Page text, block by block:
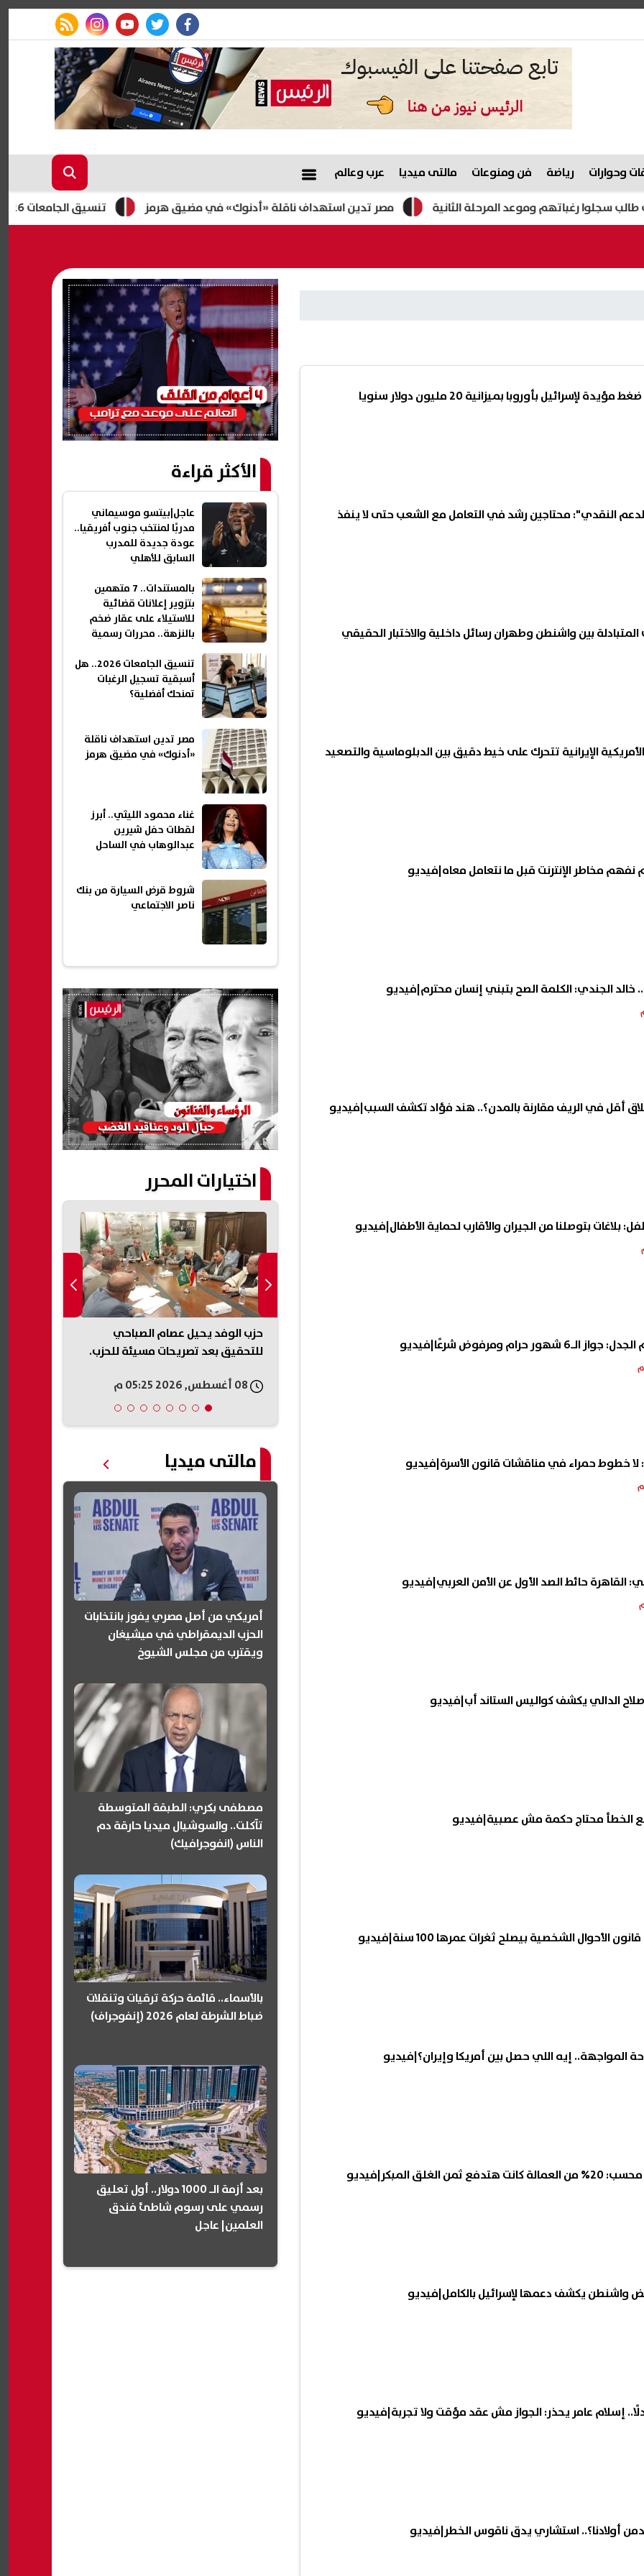
facebook
twitter
youtube
instagram
rss feed
وحوارات رياضة فن ومنوعات مالتى ميديا عرب وعالم
تنسيق الجامعات 2026.. هل أسبقية تسجيل الرغبات تمنحك أفضلية؟ مصر تدين استهداف ناقلة «أدنوك» في مضيق هرمز
بأوروبا بميزانية 20 مليون دولار سنويا
النقدي": محتاجين رشد في التعامل مع الشعب حتى لا ينفذ
المتبادلة بين واشنطن وطهران رسائل داخلية والاختبار الحقيقي
الإيرانية تتحرك على خيط دقيق بين الدبلوماسية والتصعيد
نفهم مخاطر الإنترنت قبل ما نتعامل معاه|فيديو
الجندي: الكلمة الصح بتبني إنسان محترم|فيديو
أقل في الريف مقارنة بالمدن؟.. هند فؤاد تكشف السبب|فيديو
بلاغات بتوصلنا من الجيران والأقارب لحماية الأطفال|فيديو
حرام ومرفوض شرعًا|فيديو
خطوط حمراء في مناقشات قانون الأسرة|فيديو
القاهرة حائط الصد الأول عن الأمن العربي|فيديو
الدالي يكشف كواليس الستاند أب|فيديو
مع الخطأ محتاج حكمة مش عصبية|فيديو
الأحوال الشخصية بيصلح ثغرات عمرها 100 سنة|فيديو
المواجهة.. إيه اللي حصل بين أمريكا وإيران؟|فيديو
المبكر|فيديو
واشنطن يكشف دعمها لإسرائيل بالكامل|فيديو
أولادنا؟.. استشاري يدق ناقوس الخطر|فيديو
الأكثر قراءة
عاجل|بيتسو موسيماني
مدربًا لمنتخب جنوب أفريقيا..
عودة جديدة للمدرب
السابق للأهلي
بالمستندات.. 7 متهمين
بتزوير إعلانات قضائية
للاستيلاء على عقار ضخم
بالنزهة.. محررات رسمية
تنسيق الجامعات 2026.. هل
أسبقية تسجيل الرغبات
تمنحك أفضلية؟
مصر تدين استهداف ناقلة
«أدنوك» في مضيق هرمز
غناء محمود الليثي.. أبرز
لقطات حفل شيرين
عبدالوهاب في الساحل
شروط قرض السيارة من بنك
ناصر الاجتماعي
اختيارات المحرر
جنوب أفريقيا.. عودة جديدة
السابق للأهلي
غناء محمود الليثي.. أبرز لقطات حفل
شيرين عبدالوهاب في الساحل
حزب الوفد يحيل عصام الصباحي
للتحقيق بعد تصريحات مسيئة للحزب.
مالتى ميديا
أمريكي من أصل مصري يفوز بانتخابات
الحزب الديمقراطي في ميشيغان
ويقترب من مجلس الشيوخ
مصطفى بكري: الطبقة المتوسطة
تآكلت.. والسوشيال ميديا حارقة دم
الناس (انفوجرافيك)
بالأسماء.. قائمة حركة ترقيات وتنقلات
ضباط الشرطة لعام 2026 (إنفوجراف)
بعد أزمة الـ 1000 دولار.. أول تعليق
رسمي على رسوم شاطئ فندق
العلمين| عاجل